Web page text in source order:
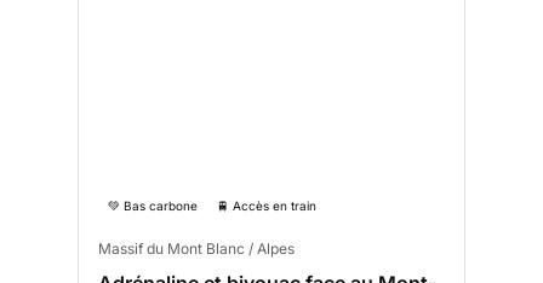
💚 Bas carbone 🚆 Accès en train
Massif du Mont Blanc / Alpes